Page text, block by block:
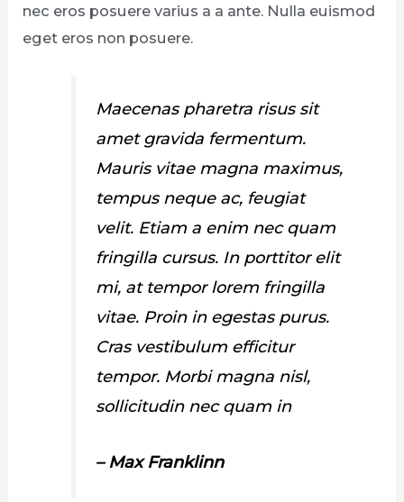
nec eros posuere varius a a ante. Nulla euismod
eget eros non posuere.
Maecenas pharetra risus sit
amet gravida fermentum.
Mauris vitae magna maximus,
tempus neque ac, feugiat
velit. Etiam a enim nec quam
fringilla cursus. In porttitor elit
mi, at tempor lorem fringilla
vitae. Proin in egestas purus.
Cras vestibulum efficitur
tempor. Morbi magna nisl,
sollicitudin nec quam in
– Max Franklinn